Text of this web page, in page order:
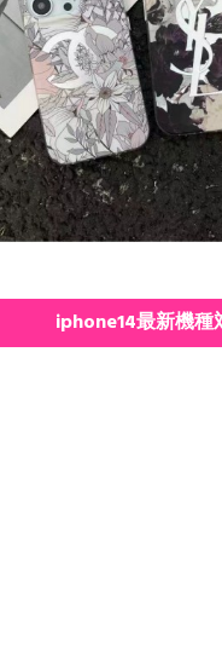
iphone14最新機種